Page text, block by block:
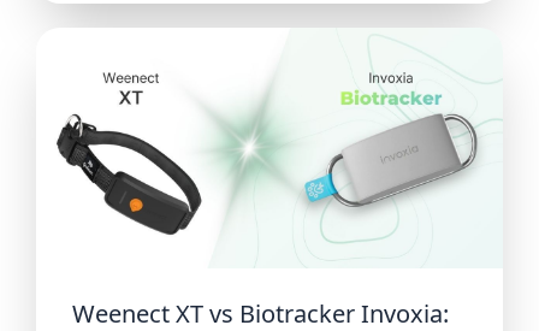
Weenect XT vs Biotracker Invoxia: